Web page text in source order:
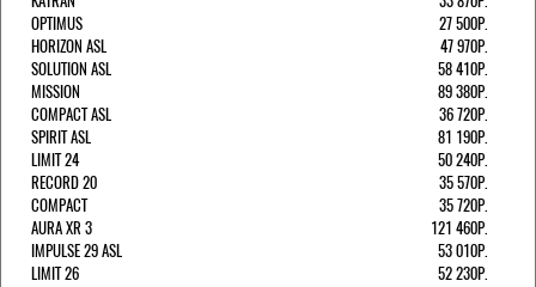
OPTIMUS
27 500Р.
HORIZON ASL
47 970Р.
SOLUTION ASL
58 410Р.
MISSION
89 380Р.
COMPACT ASL
36 720Р.
SPIRIT ASL
81 190Р.
LIMIT 24
50 240Р.
RECORD 20
35 570Р.
COMPACT
35 720Р.
AURA XR 3
121 460Р.
IMPULSE 29 ASL
53 010Р.
LIMIT 26
52 230Р.